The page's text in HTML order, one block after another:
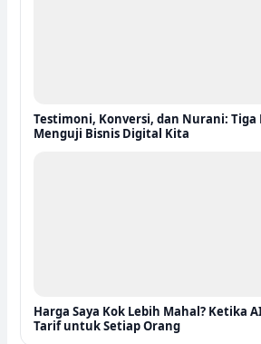
Testimoni, Konversi, dan Nurani: Tiga
Menguji Bisnis Digital Kita
Harga Saya Kok Lebih Mahal? Ketika
Tarif untuk Setiap Orang